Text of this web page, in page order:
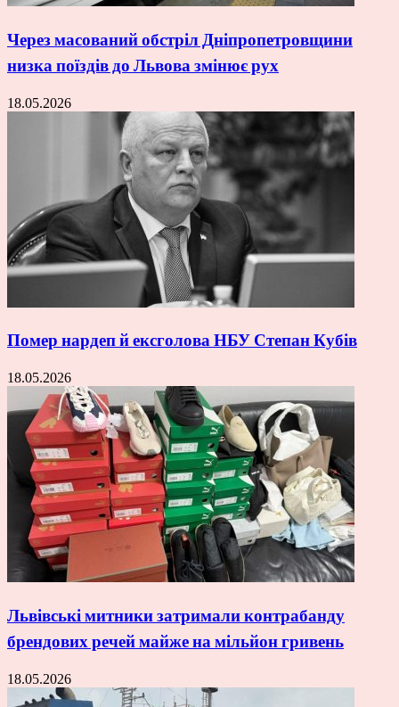
Через масований обстріл Дніпропетровщини
низка поїздів до Львова змінює рух
18.05.2026
Помер нардеп й ексголова НБУ Степан Кубів
18.05.2026
Львівські митники затримали контрабанду
брендових речей майже на мільйон гривень
18.05.2026